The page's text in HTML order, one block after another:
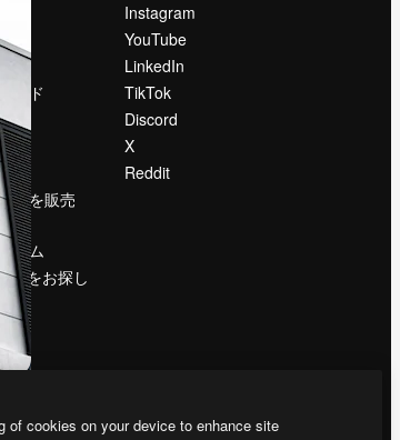
ンド
ツを販売
ーム
をお探し
Instagram
YouTube
LinkedIn
TikTok
Discord
X
Reddit
of cookies on your device to enhance site